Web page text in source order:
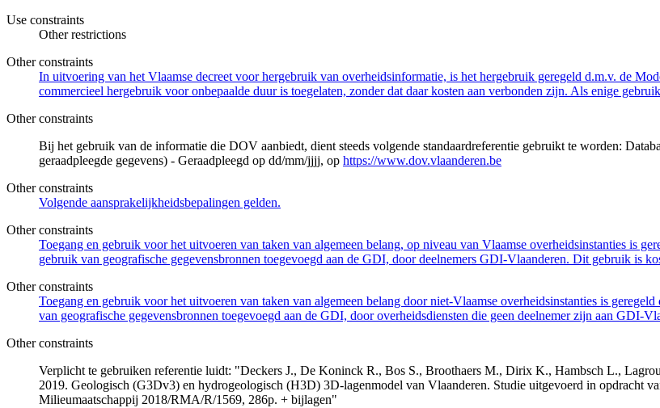
Use constraints
Other restrictions
Other constraints
In uitvoering van het Vlaamse decreet voor hergebruik van overheidsinformatie, is het hergebruik geregeld d.m.v. de
commercieel hergebruik voor onbepaalde duur is toegelaten, zonder dat daar kosten aan verbonden zijn. Als enige
Other constraints
Bij het gebruik van de informatie die DOV aanbiedt, dient steeds volgende standaardreferentie gebruikt te worden:
geraadpleegde gegevens) - Geraadpleegd op dd/mm/jjjj, op https://www.dov.vlaanderen.be
Other constraints
Volgende aansprakelijkheidsbepalingen gelden.
Other constraints
Toegang en gebruik voor het uitvoeren van taken van algemeen belang, op niveau van Vlaamse overheidsinstanties is
gebruik van geografische gegevensbronnen toegevoegd aan de GDI, door deelnemers GDI-Vlaanderen. Dit gebruik is
Other constraints
Toegang en gebruik voor het uitvoeren van taken van algemeen belang door niet-Vlaamse overheidsinstanties is
van geografische gegevensbronnen toegevoegd aan de GDI, door overheidsdiensten die geen deelnemer zijn aan GDI-
Other constraints
Verplicht te gebruiken referentie luidt: "Deckers J., De Koninck R., Bos S., Broothaers M., Dirix K., Hambsch L.,
2019. Geologisch (G3Dv3) en hydrogeologisch (H3D) 3D-lagenmodel van Vlaanderen. Studie uitgevoerd in opdracht
Milieumaatschappij 2018/RMA/R/1569, 286p. + bijlagen"